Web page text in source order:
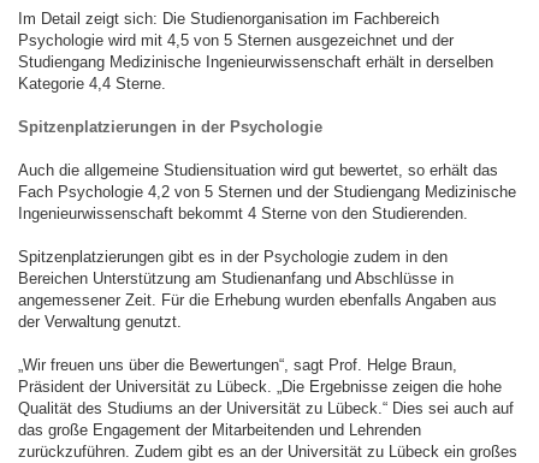
Im Detail zeigt sich: Die Studienorganisation im Fachbereich
Psychologie wird mit 4,5 von 5 Sternen ausgezeichnet und der
Studiengang Medizinische Ingenieurwissenschaft erhält in derselben
Kategorie 4,4 Sterne.
Spitzenplatzierungen in der Psychologie
Auch die allgemeine Studiensituation wird gut bewertet, so erhält das
Fach Psychologie 4,2 von 5 Sternen und der Studiengang Medizinische
Ingenieurwissenschaft bekommt 4 Sterne von den Studierenden.
Spitzenplatzierungen gibt es in der Psychologie zudem in den
Bereichen Unterstützung am Studienanfang und Abschlüsse in
angemessener Zeit. Für die Erhebung wurden ebenfalls Angaben aus
der Verwaltung genutzt.
„Wir freuen uns über die Bewertungen“, sagt Prof. Helge Braun,
Präsident der Universität zu Lübeck. „Die Ergebnisse zeigen die hohe
Qualität des Studiums an der Universität zu Lübeck.“ Dies sei auch auf
das große Engagement der Mitarbeitenden und Lehrenden
zurückzuführen. Zudem gibt es an der Universität zu Lübeck ein großes